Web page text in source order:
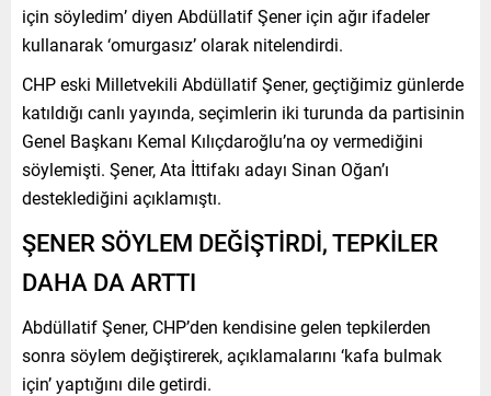
için söyledim’ diyen Abdüllatif Şener için ağır ifadeler
kullanarak ‘omurgasız’ olarak nitelendirdi.
CHP eski Milletvekili Abdüllatif Şener, geçtiğimiz günlerde
katıldığı canlı yayında, seçimlerin iki turunda da partisinin
Genel Başkanı Kemal Kılıçdaroğlu’na oy vermediğini
söylemişti. Şener, Ata İttifakı adayı Sinan Oğan’ı
desteklediğini açıklamıştı.
ŞENER SÖYLEM DEĞİŞTİRDİ, TEPKİLER
DAHA DA ARTTI
Abdüllatif Şener, CHP’den kendisine gelen tepkilerden
sonra söylem değiştirerek, açıklamalarını ‘kafa bulmak
için’ yaptığını dile getirdi.